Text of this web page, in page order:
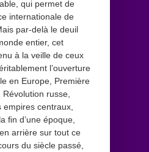
qui permet de
internationale de
par-delà le deuil
entier, cet
à la veille de ceux
l’ouverture
en Europe, Première
russe,
centraux,
ﬁn d’une époque,
arrière sur tout ce
du siècle passé,